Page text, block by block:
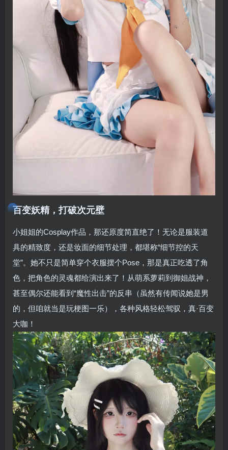
百变妖精，打破次元壁
小姐姐的Cosplay作品，那还原度简直绝了！无论是服装道
具的精致度，还是妆面的细节处理，都堪称“细节控的天
堂”。她不只是简单穿个衣服摆个Pose，那是真正吃透了角
色，把角色的灵魂都给演出来了！从萌系萝莉到御姐战神，
甚至偶尔还能看到“魔性出击”的反串（虽然有传闻说她是男
的，但咱就当是玩梗图一乐），各种风格轻松驾驭，真·百变
大咖！